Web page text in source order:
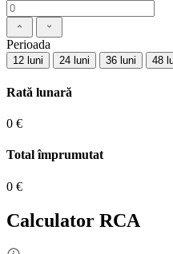
Perioada
12 luni 24 luni 36 luni 48
Rată lunară
0 €
Total împrumutat
0 €
Calculator RCA